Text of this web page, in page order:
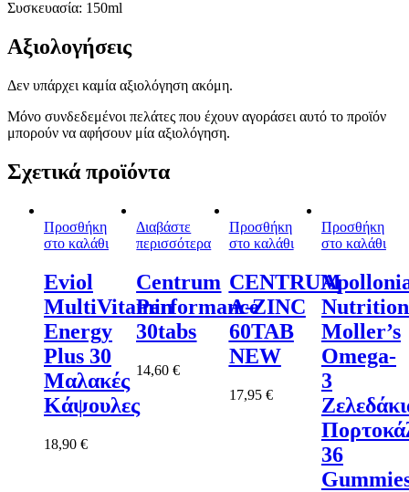
Συσκευασία: 150ml
Αξιολογήσεις
Δεν υπάρχει καμία αξιολόγηση ακόμη.
Μόνο συνδεδεμένοι πελάτες που έχουν αγοράσει αυτό το προϊόν
μπορούν να αφήσουν μία αξιολόγηση.
Σχετικά προϊόντα
Προσθήκη
στο καλάθι
Eviol
MultiVitamin
Energy
Plus 30
Μαλακές
Κάψουλες
18,90 €
Διαβάστε
περισσότερα
Centrum
Performance
30tabs
14,60€
Προσθήκη
στο καλάθι
CENTRUM
A-ZINC
60TAB
NEW
17,95 €
Προσθήκη
στο καλάθι
Nutrition
Moller’s
Omega-
3
36